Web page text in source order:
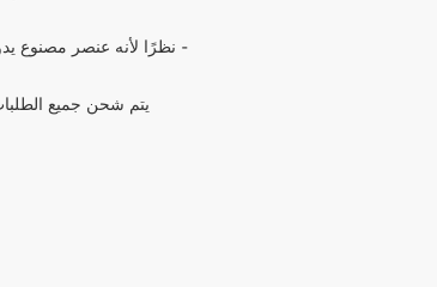
- نظرًا لأنه عنصر مصنوع
يتم شحن جميع